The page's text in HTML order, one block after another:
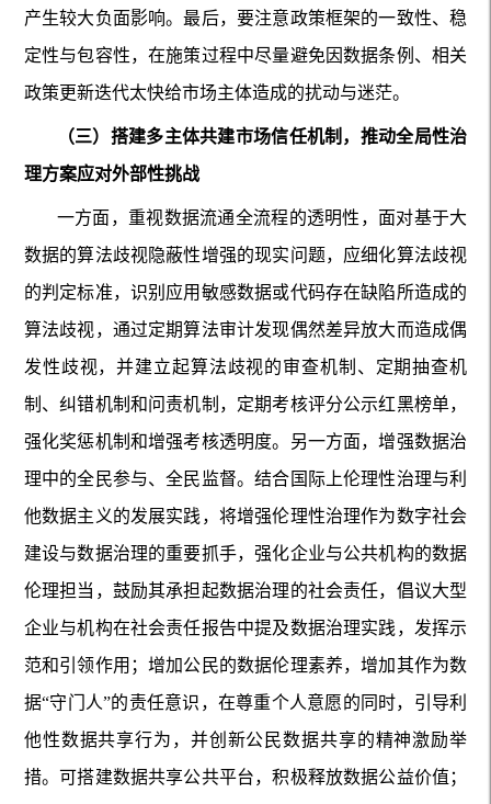
产生较大负面影响。最后，要注意政策框架的一致性、稳
定性与包容性，在施策过程中尽量避免因数据条例、相关
政策更新迭代太快给市场主体造成的扰动与迷茫。
（三）搭建多主体共建市场信任机制，推动全局性治
理方案应对外部性挑战
一方面，重视数据流通全流程的透明性，面对基于大
数据的算法歧视隐蔽性增强的现实问题，应细化算法歧视
的判定标准，识别应用敏感数据或代码存在缺陷所造成的
算法歧视，通过定期算法审计发现偶然差异放大而造成偶
发性歧视，并建立起算法歧视的审查机制、定期抽查机
制、纠错机制和问责机制，定期考核评分公示红黑榜单，
强化奖惩机制和增强考核透明度。另一方面，增强数据治
理中的全民参与、全民监督。结合国际上伦理性治理与利
他数据主义的发展实践，将增强伦理性治理作为数字社会
建设与数据治理的重要抓手，强化企业与公共机构的数据
伦理担当，鼓励其承担起数据治理的社会责任，倡议大型
企业与机构在社会责任报告中提及数据治理实践，发挥示
范和引领作用；增加公民的数据伦理素养，增加其作为数
据“守门人”的责任意识，在尊重个人意愿的同时，引导利
他性数据共享行为，并创新公民数据共享的精神激励举
措。可搭建数据共享公共平台，积极释放数据公益价值；